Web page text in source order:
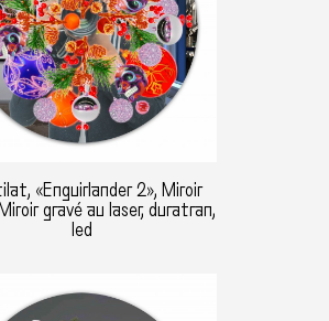
«Enguirlander 2», Miroir
gravé au laser, duratran,
led